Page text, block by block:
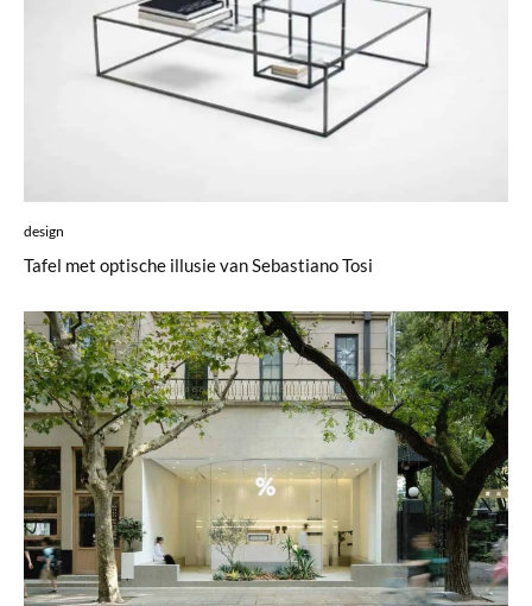
design
Tafel met optische illusie van Sebastiano Tosi